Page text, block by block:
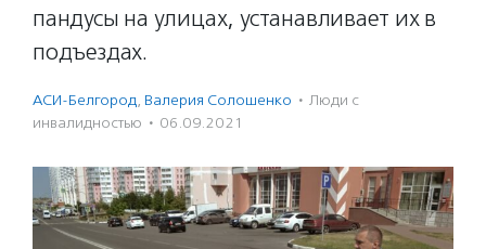
пандусы на улицах, устанавливает их в
подъездах.
АСИ-Белгород, Валерия Солошенко · Люди с
инвалидностью · 06.09.2021